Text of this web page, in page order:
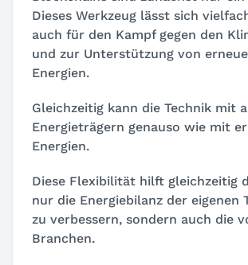
Dieses Werkzeug lässt sich
auch für den Kampf gegen den
und zur Unterstützung von
Energien.
Gleichzeitig kann die Technik mit
Energieträgern genauso wie mit
Energien.
Diese Flexibilität hilft gleichzeitig
nur die Energiebilanz der eigenen
zu verbessern, sondern auch die
Branchen.